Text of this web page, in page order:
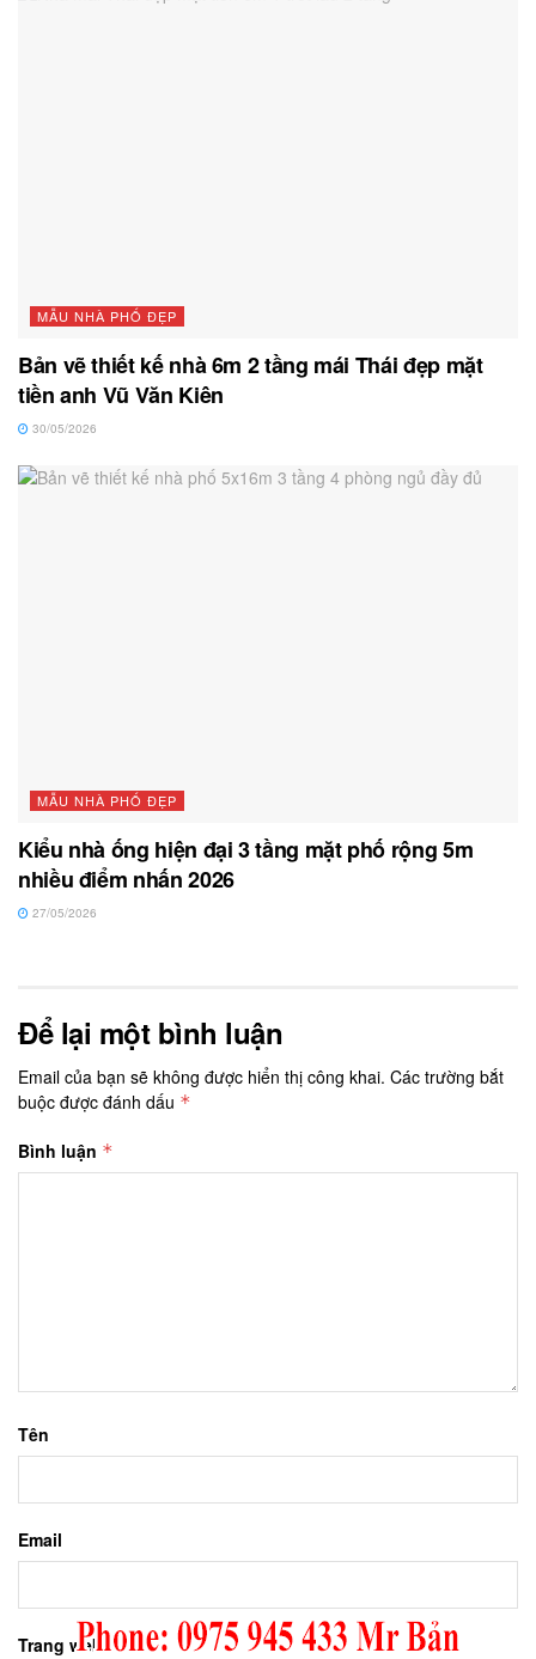
MẪU NHÀ PHỐ ĐẸP
Bản vẽ thiết kế nhà 6m 2 tầng mái Thái đẹp mặt
tiền anh Vũ Văn Kiên
30/05/2026
MẪU NHÀ PHỐ ĐẸP
Kiểu nhà ống hiện đại 3 tầng mặt phố rộng 5m
nhiều điểm nhấn 2026
27/05/2026
Để lại một bình luận
Email của bạn sẽ không được hiển thị công khai. Các trường bắt
buộc được đánh dấu *
Bình luận *
Tên
Email
Trang web